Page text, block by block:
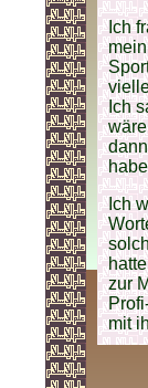
Ich
Ich
Ich
zur
mit